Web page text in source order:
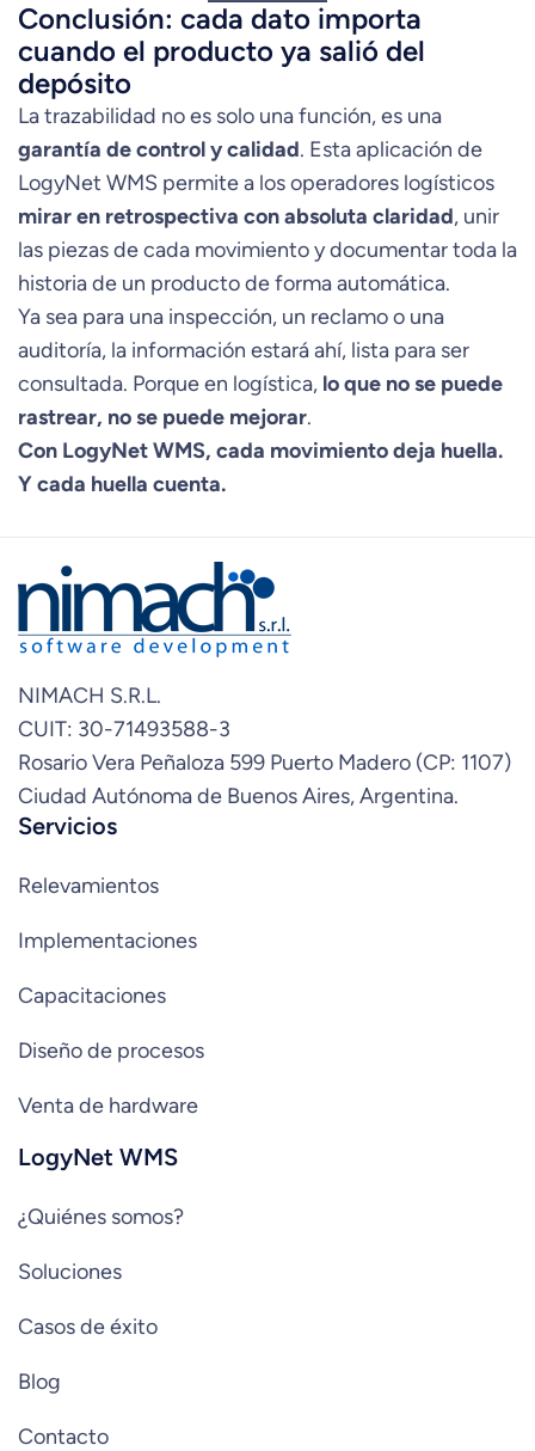
Conclusión: cada dato importa
cuando el producto ya salió del
depósito
La trazabilidad no es solo una función, es una
garantía de control y calidad. Esta aplicación de
LogyNet WMS permite a los operadores logísticos
mirar en retrospectiva con absoluta claridad, unir
las piezas de cada movimiento y documentar toda la
historia de un producto de forma automática.
Ya sea para una inspección, un reclamo o una
auditoría, la información estará ahí, lista para ser
consultada. Porque en logística, lo que no se puede
rastrear, no se puede mejorar.
Con LogyNet WMS, cada movimiento deja huella.
Y cada huella cuenta.
NIMACH S.R.L.
CUIT: 30-71493588-3
Rosario Vera Peñaloza 599 Puerto Madero (CP: 1107)
Ciudad Autónoma de Buenos Aires, Argentina.
Servicios
Relevamientos
Implementaciones
Capacitaciones
Diseño de procesos
Venta de hardware
LogyNet WMS
¿Quiénes somos?
Soluciones
Casos de éxito
Blog
Contacto